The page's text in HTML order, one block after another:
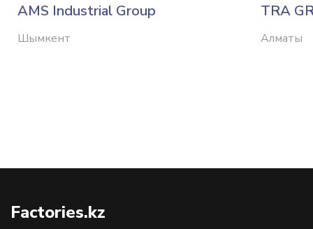
AMS Industrial Group
Шымкент
TRA
Алматы
Factories.kz